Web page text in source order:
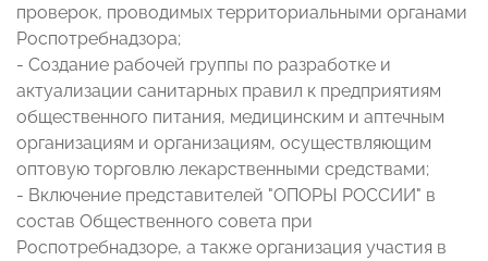
проверок, проводимых территориальными органами
Роспотребнадзора;
- Создание рабочей группы по разработке и
актуализации санитарных правил к предприятиям
общественного питания, медицинским и аптечным
организациям и организациям, осуществляющим
оптовую торговлю лекарственными средствами;
- Включение представителей "ОПОРЫ РОССИИ" в
состав Общественного совета при
Роспотребнадзоре, а также организация участия в